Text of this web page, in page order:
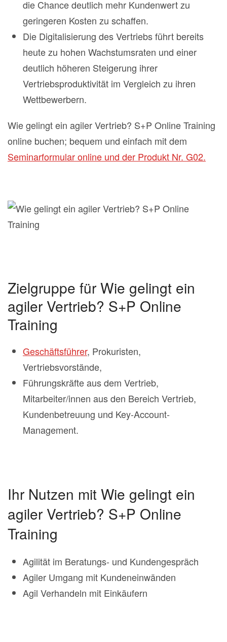
die Chance deutlich mehr Kundenwert zu
geringeren Kosten zu schaffen.
Die Digitalisierung des Vertriebs führt bereits
heute zu hohen Wachstumsraten und einer
deutlich höheren Steigerung ihrer
Vertriebsproduktivität im Vergleich zu ihren
Wettbewerbern.
Wie gelingt ein agiler Vertrieb? S+P Online Training
online buchen; bequem und einfach mit dem
Seminarformular online und der Produkt Nr. G02.
Zielgruppe für Wie gelingt ein
agiler Vertrieb? S+P Online
Training
Geschäftsführer, Prokuristen,
Vertriebsvorstände,
Führungskräfte aus dem Vertrieb,
Mitarbeiter/innen aus den Bereich Vertrieb,
Kundenbetreuung und Key-Account-
Management.
Ihr Nutzen mit Wie gelingt ein
agiler Vertrieb? S+P Online
Training
Agilität im Beratungs- und Kundengespräch
Agiler Umgang mit Kundeneinwänden
Agil Verhandeln mit Einkäufern